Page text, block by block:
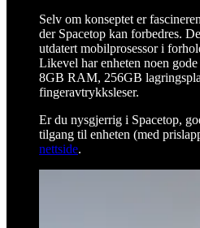
Selv om konseptet er
der Spacetop kan forbedres.
utdatert mobilprosessor i
Likevel har enheten noen
8GB RAM, 256GB
fingeravtrykksleser.
Er du nysgjerrig i Spacetop,
tilgang til enheten (med
nettside.